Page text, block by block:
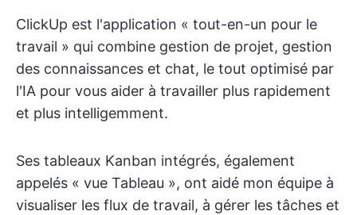
ClickUp est l'application « tout-en-un pour le
travail » qui combine gestion de projet, gestion
des connaissances et chat, le tout optimisé par
l'IA pour vous aider à travailler plus rapidement
et plus intelligemment.
Ses tableaux Kanban intégrés, également
appelés « vue Tableau », ont aidé mon équipe à
visualiser les flux de travail, à gérer les tâches et